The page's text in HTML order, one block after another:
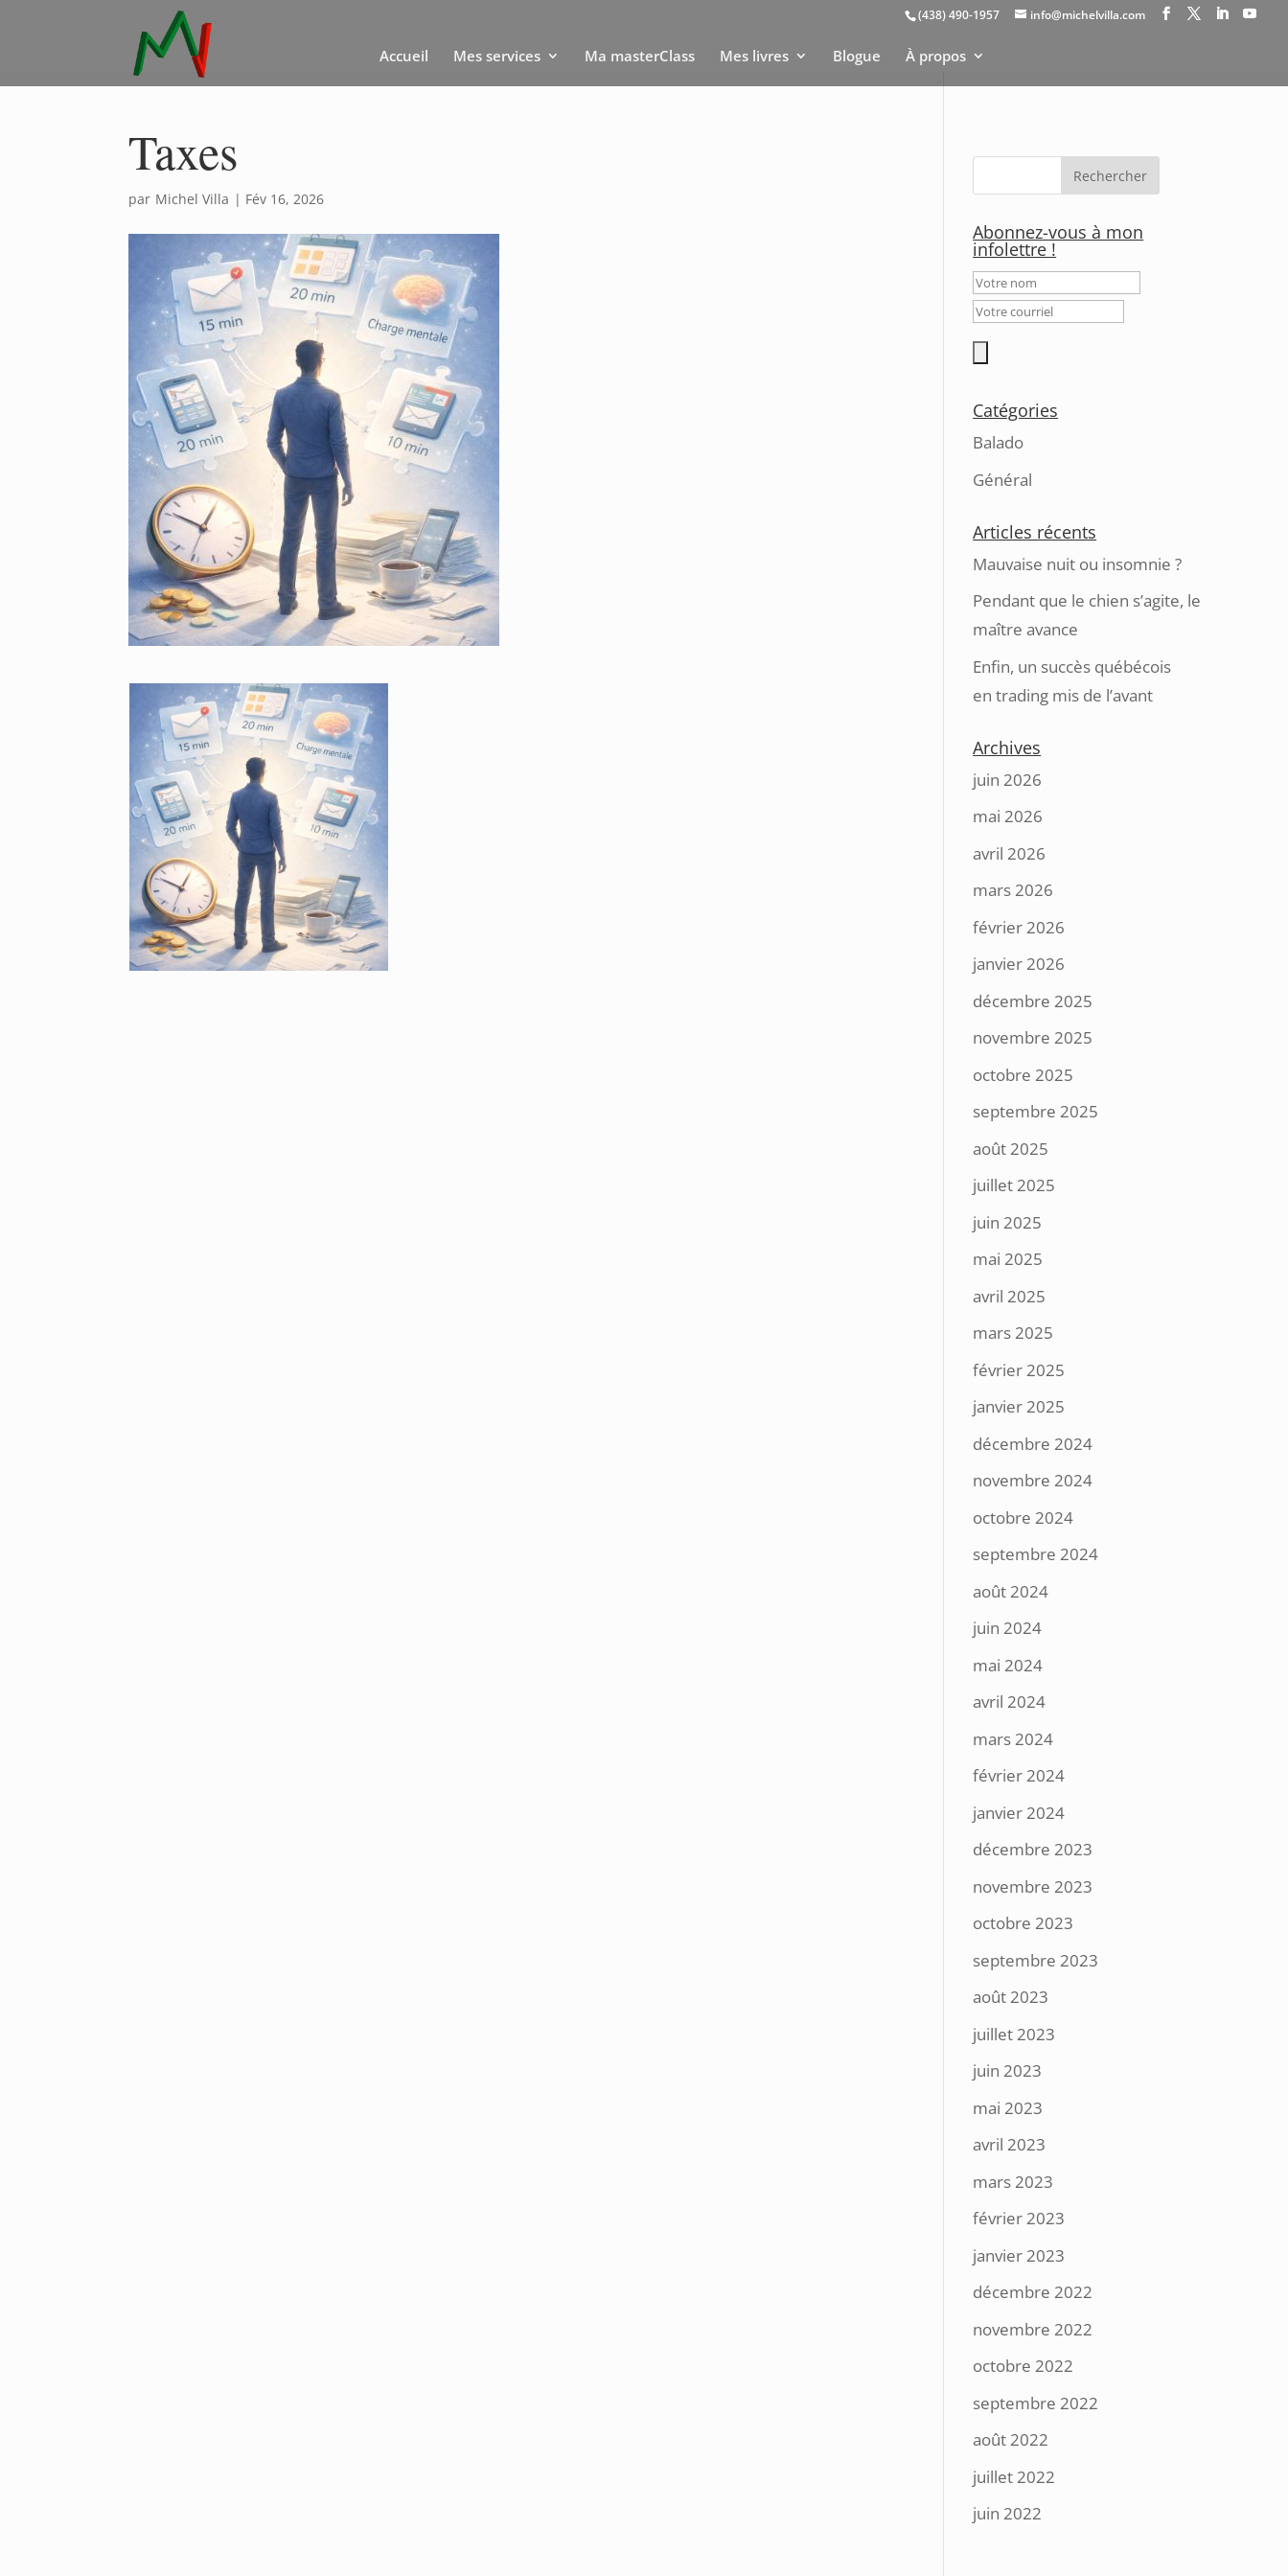
(438) 490-1957 info@michelvilla.com
Accueil Mes services Ma masterClass Mes livres Blogue À propos
Taxes
par Michel Villa | Fév 16, 2026
Abonnez-vous à mon
infolettre !
Catégories
Balado
Général
Articles récents
Mauvaise nuit ou insomnie ?
Pendant que le chien s’agite, le
maître avance
Enfin, un succès québécois
en trading mis de l’avant
Archives
juin 2026
mai 2026
avril 2026
mars 2026
février 2026
janvier 2026
décembre 2025
novembre 2025
octobre 2025
septembre 2025
août 2025
juillet 2025
juin 2025
mai 2025
avril 2025
mars 2025
février 2025
janvier 2025
décembre 2024
novembre 2024
octobre 2024
septembre 2024
août 2024
juin 2024
mai 2024
avril 2024
mars 2024
février 2024
janvier 2024
décembre 2023
novembre 2023
octobre 2023
septembre 2023
août 2023
juillet 2023
juin 2023
mai 2023
avril 2023
mars 2023
février 2023
janvier 2023
décembre 2022
novembre 2022
octobre 2022
septembre 2022
août 2022
juillet 2022
juin 2022